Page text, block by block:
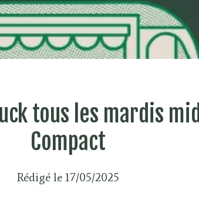
tous les mardis
Compact
Rédigé le 17/05/2025